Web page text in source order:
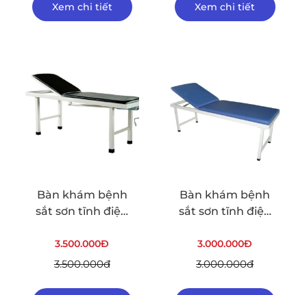
Xem chi tiết Xem chi tiết
Bàn khám bệnh
sắt sơn tĩnh điện
002
3.500.000Đ
3.500.000đ
Bàn khám bệnh
sắt sơn tĩnh điện
3.000.000Đ
3.000.000đ